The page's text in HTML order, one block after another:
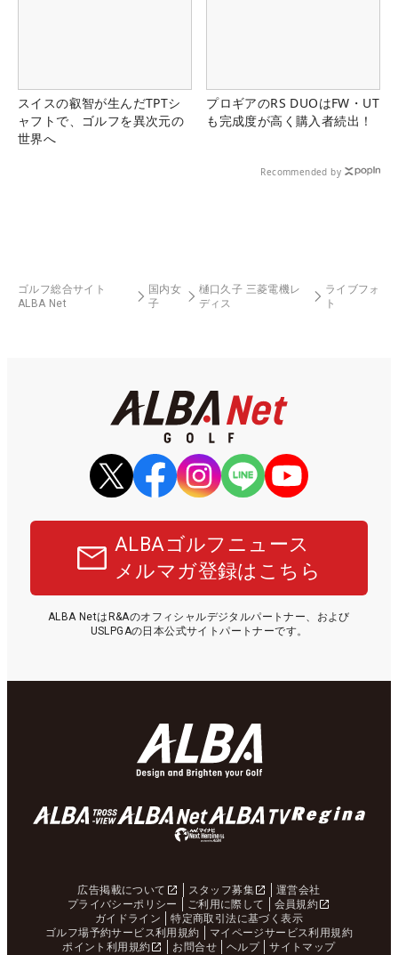
スイスの叡智が生んだTPTシ
ャフトで、ゴルフを異次元の
世界へ
プロギアのRS DUOはFW・UT
も完成度が高く購入者続出！
Recommended by
ゴルフ総合サイト
ALBA Net
国内女
子
樋口久子 三菱電機レ
ディス
ライブフォ
ト
ALBAゴルフニュース
メルマガ登録はこちら
ALBA NetはR&Aのオフィシャルデジタルパートナー、および
USLPGAの日本公式サイトパートナーです。
広告掲載について スタッフ募集
運営会社
プライバシーポリシー
ご利用に際して
会員規約
ガイドライン
特定商取引法に基づく表示
ゴルフ場予約サービス利用規約
マイページサービス利用規約
ポイント利用規約
お問合せ ヘルプ サイトマップ